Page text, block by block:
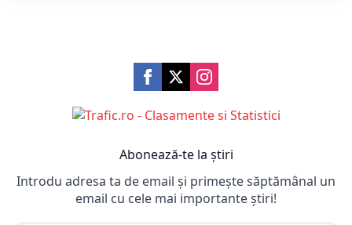
Abonează-te la știri
Introdu adresa ta de email și primește săptămânal un
email cu cele mai importante știri!